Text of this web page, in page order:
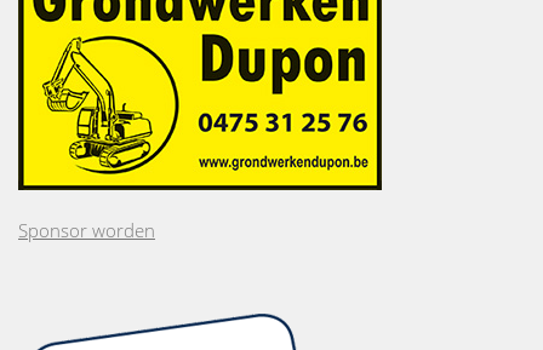
Sponsor worden